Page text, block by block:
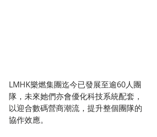
LMHK樂燃集團迄今已發展至逾60人團
隊，未來她們亦會優化科技系統配套，
以迎合數碼營商潮流，提升整個團隊的
協作效應。